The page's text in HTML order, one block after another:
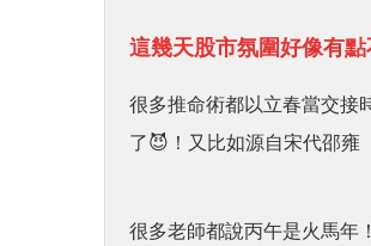
這幾天股市氛圍好像有
很多推命術都以立春當交接
了😈！又比如源自宋代邵雍
很多老師都說丙午是火馬年